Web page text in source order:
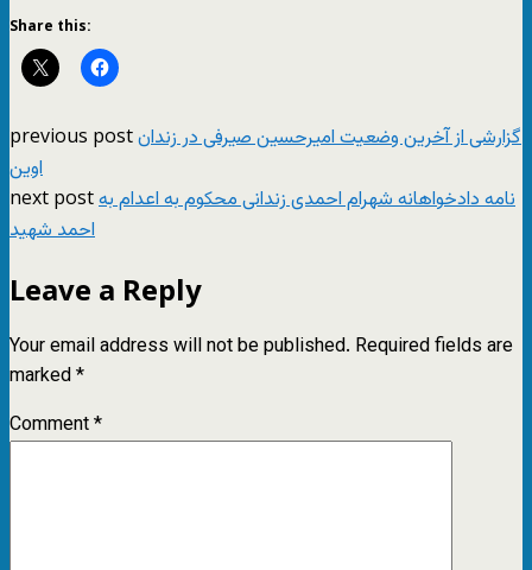
Share this:
previous postگزارشی از آخرین وضعیت امیرحسین صیرفی در زندان
اوین
next postنامه دادخواهانه شهرام احمدی زندانی محکوم به اعدام به
احمد شهید
Leave a Reply
Your email address will not be published. Required fields are
marked*
Comment*